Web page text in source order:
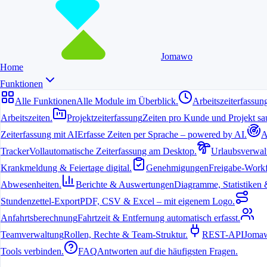
Jomawo
Home
Funktionen
Alle FunktionenAlle Module im Überblick.
Arbeitszeiten.
ProjektzeiterfassungZeiten pro Kunde und Projekt
Zeiterfassung mit AIErfasse Zeiten per Sprache – powered by AI.
TrackerVollautomatische Zeiterfassung am Desktop.
Krankmeldung & Feiertage digital.
GenehmigungenFreigabe-
Abwesenheiten.
Berichte & AuswertungenDiagramme, Statistiken
Stundenzettel-ExportPDF, CSV & Excel – mit eigenem Logo.
AnfahrtsberechnungFahrtzeit & Entfernung automatisch erfasst.
TeamverwaltungRollen, Rechte & Team-Struktur. REST-API
Tools verbinden.
FAQAntworten auf die häufigsten Fragen.
6. Juli 2026
Lehrer stehen täglich vor der Herausforderung, Unterrichtsstunden,
Vorbereitungszeiten und administrative Aufgaben im Blick zu
behalten. Eingutes Zeiterfassungssystemschafft hier Klarheit und
spart langfristig Zeit.
Warum Lehrer von strukturierter
Zeiterfassung profitieren